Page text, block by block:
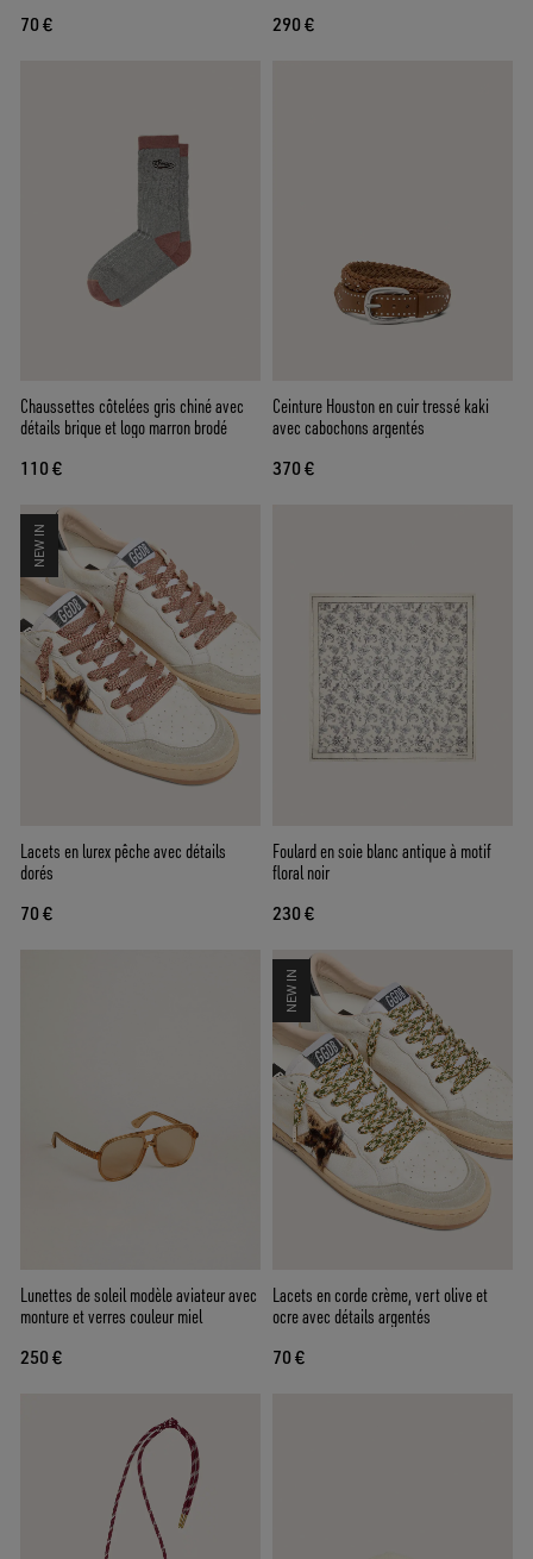
70 € 290 €
Chaussettes côtelées gris chiné avec
détails brique et logo marron brodé
110 €
Ceinture Houston en cuir tressé kaki
avec cabochons argentés
370 €
NEW IN
Lacets en lurex pêche avec détails
dorés
70 €
Foulard en soie blanc antique à motif
floral noir
230 €
Lunettes de soleil modèle aviateur avec
monture et verres couleur miel
250 €
NEW IN
Lacets en corde crème, vert olive et
ocre avec détails argentés
70 €